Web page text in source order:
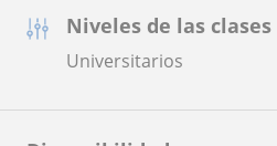
Niveles de las clases
Universitarios